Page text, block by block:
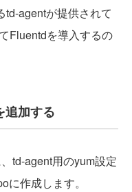
td-agentが提供されて
Fluentdを導入するの
追加する
td-agent用のyum設定
に作成します。